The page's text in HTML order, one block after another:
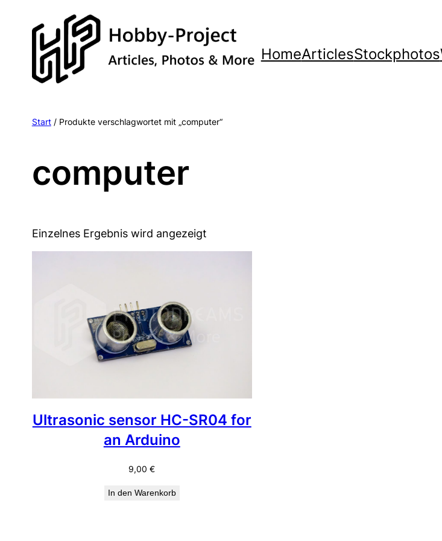
Inhalt
springen
HomeArticlesStockphotos
Start/ Produkte verschlagwortet mit „computer“
computer
Einzelnes Ergebnis wird angezeigt
Ultrasonic sensor HC-SR04 for
an Arduino
9,00€
In den Warenkorb